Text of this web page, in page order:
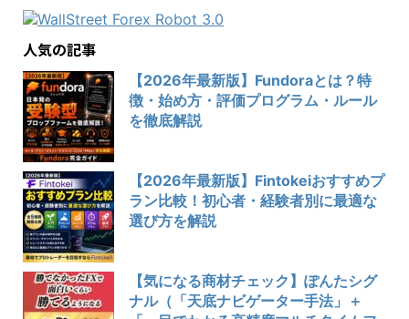
人気の記事
【2026年最新版】Fundoraとは？特
徴・始め方・評価プログラム・ルール
を徹底解説
【2026年最新版】Fintokeiおすすめプ
ラン比較！初心者・経験者別に最適な
選び方を解説
【気になる商材チェック】ぽんたシグ
ナル（「天底ナビゲーター手法」＋